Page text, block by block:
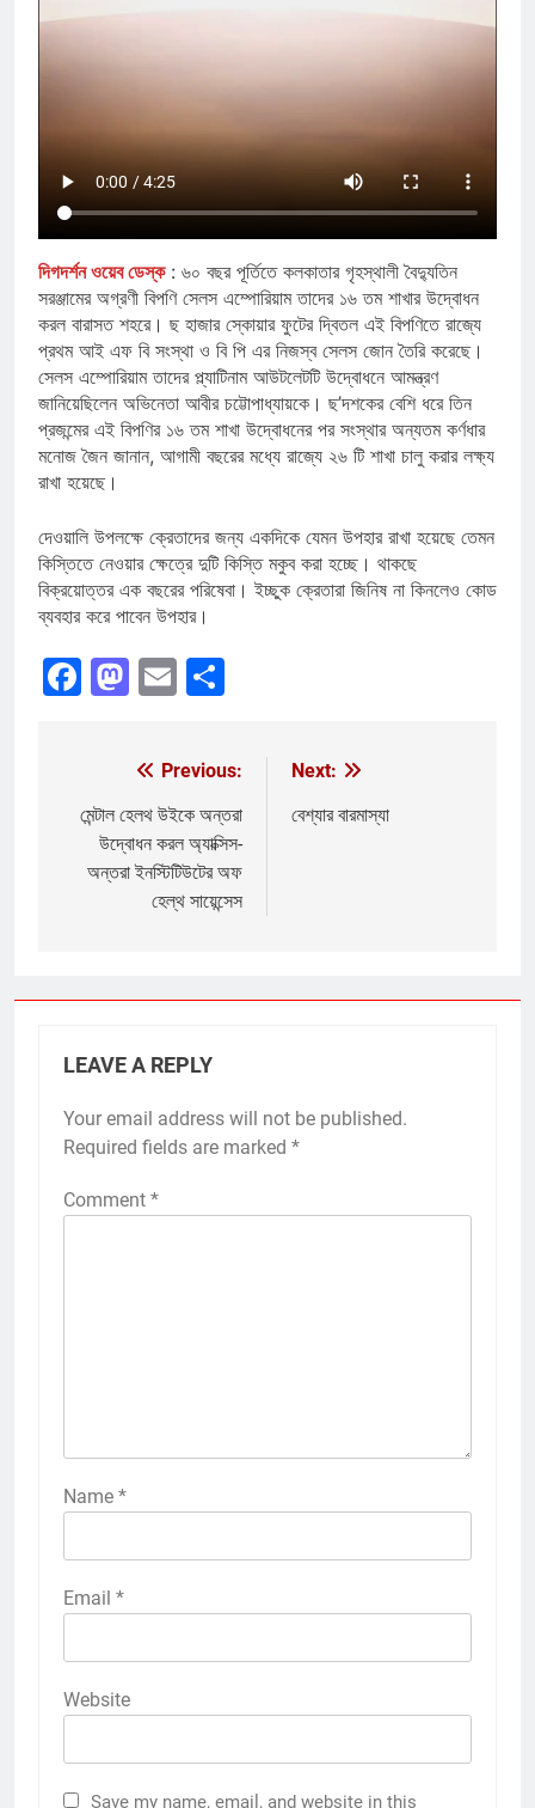
দিগদর্শন ওয়েব ডেস্ক: ৬০ বছর পূর্তিতে কলকাতার গৃহস্থালী বৈদ্যুতিন
সরঞ্জামের অগ্রণী বিপণি সেলস এম্পোরিয়াম তাদের ১৬ তম শাখার উদ্বোধন
করল বারাসত শহরে। ছ হাজার স্কোয়ার ফুটের দ্বিতল এই বিপণিতে রাজ্যে
প্রথম আই এফ বি সংস্থা ও বি পি এর নিজস্ব সেলস জোন তৈরি করেছে।
সেলস এম্পোরিয়াম তাদের প্ল্যাটিনাম আউটলেটটি উদ্বোধনে আমন্ত্রণ
জানিয়েছিলেন অভিনেতা আবীর চট্টোপাধ্যায়কে। ছ’দশকের বেশি ধরে তিন
প্রজন্মের এই বিপণির ১৬ তম শাখা উদ্বোধনের পর সংস্থার অন্যতম কর্ণধার
মনোজ জৈন জানান, আগামী বছরের মধ্যে রাজ্যে ২৬ টি শাখা চালু করার লক্ষ্য
রাখা হয়েছে।
দেওয়ালি উপলক্ষে ক্রেতাদের জন্য একদিকে যেমন উপহার রাখা হয়েছে তেমন
কিস্তিতে নেওয়ার ক্ষেত্রে দুটি কিস্তি মকুব করা হচ্ছে। থাকছে
বিক্রয়োত্তর এক বছরের পরিষেবা। ইচ্ছুক ক্রেতারা জিনিষ না কিনলেও কোড
ব্যবহার করে পাবেন উপহার।
Facebook
Mastodon
Email
navigation
Previous:
মেন্টাল হেলথ উইকে অন্তরা
উদ্বোধন করল অ্যাক্সিস-
অন্তরা ইনস্টিটিউটের অফ
হেল্থ সায়েন্সেস
Next:
বেশ্যার বারমাস্যা
LEAVE A REPLY
Your email address will not be published.
Required fields are marked *
Comment *
Name *
Email *
Website
Save my name, email, and website in this